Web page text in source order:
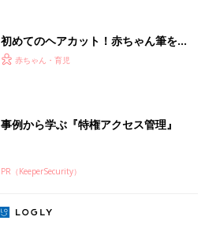
初めてのヘアカット！赤ちゃん筆を作
るには？
赤ちゃん・育児
事例から学ぶ『特権アクセス管理』
PR（KeeperSecurity）